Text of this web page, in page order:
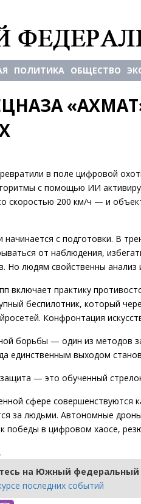
ПОЛИТИКА ОБЩЕСТВО
в поле цифровой
с помощью ИИ
скоростью 200 км/ч — и
с подготовки. В
от наблюдения,
Но людям свойственны
включает практику
беспилотник, который
Конфронтация
борьбы — один из методов
единственным выходом
— это обученный
сфере совершенствуются
за людьми. Автономные
в цифровом хаосе,
на Южный федеральный
последних событий